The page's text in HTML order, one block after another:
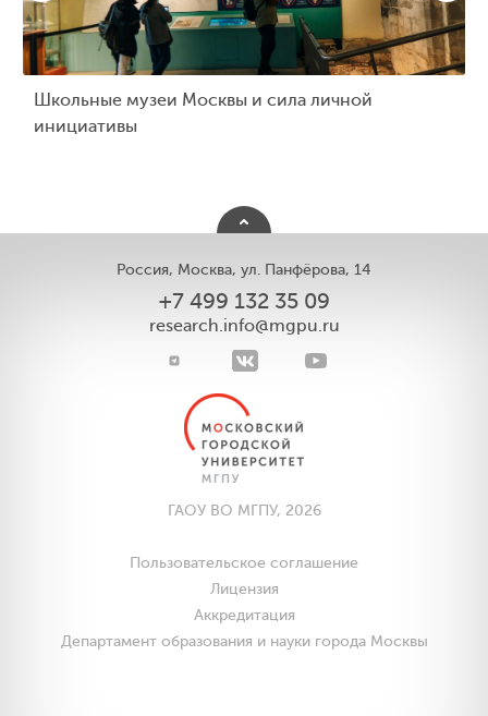
Школьные музеи Москвы и сила личной
инициативы
Россия, Москва, ул. Панфёрова, 14
+7 499 132 35 09
research.info@mgpu.ru
ГАОУ ВО МГПУ, 2026
Пользовательское соглашение
Лицензия
Аккредитация
Департамент образования и науки города Москвы